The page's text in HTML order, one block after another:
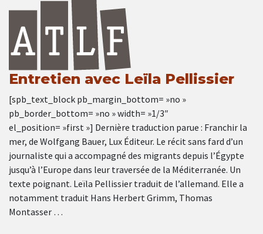
Entretien avec Leïla Pellissier
[spb_text_block pb_margin_bottom= »no »
pb_border_bottom= »no » width= »1/3″
el_position= »first »] Dernière traduction parue : Franchir la
mer, de Wolfgang Bauer, Lux Éditeur. Le récit sans fard d’un
journaliste qui a accompagné des migrants depuis l’Égypte
jusqu’à l’Europe dans leur traversée de la Méditerranée. Un
texte poignant. Leïla Pellissier traduit de l’allemand. Elle a
notamment traduit Hans Herbert Grimm, Thomas
Montasser …